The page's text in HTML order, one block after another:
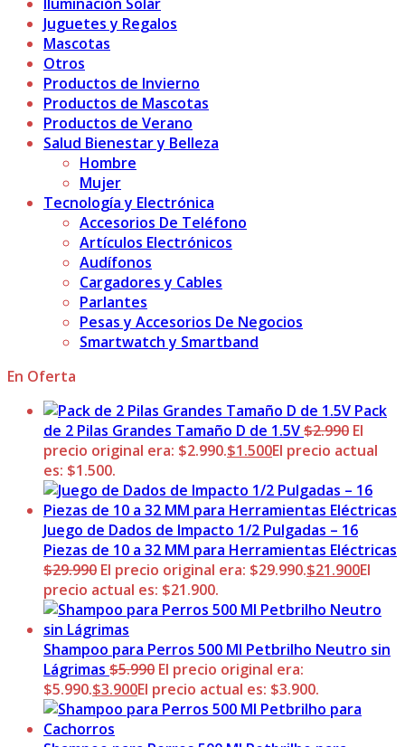
Juguetes y Regalos
Mascotas
Otros
Productos de Invierno
Productos de Mascotas
Productos de Verano
Salud Bienestar y Belleza
Hombre
Mujer
Tecnología y Electrónica
Accesorios De Teléfono
Artículos Electrónicos
Audífonos
Cargadores y Cables
Parlantes
Pesas y Accesorios De Negocios
Smartwatch y Smartband
En Oferta
Pack
de 2 Pilas Grandes Tamaño D de 1.5V$2.990 El
precio original era: $2.990.$1.500El precio actual
es: $1.500.
Juego de Dados de Impacto 1/2 Pulgadas – 16
Piezas de 10 a 32 MM para Herramientas Eléctricas
$29.990 El precio original era: $29.990.$21.900El
precio actual es: $21.900.
Shampoo para Perros 500 Ml Petbrilho Neutro sin
Lágrimas $5.990 El precio original era:
$5.990.$3.900El precio actual es: $3.900.